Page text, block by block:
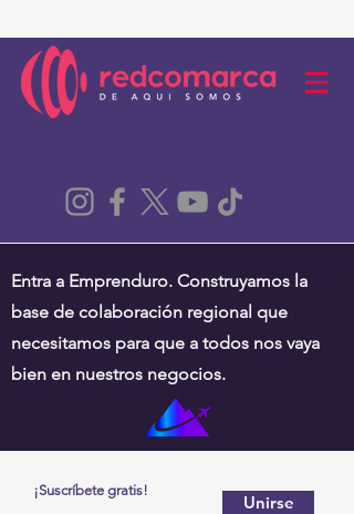
Entra a Emprenduro. Construyamos la
base de colaboración regional que
necesitamos para que a todos nos vaya
bien en nuestros negocios.
¡Suscríbete gratis!
Unirse